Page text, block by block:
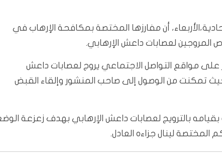
أن مفارزها المختصة بمكافحة الإرهاب في
لعصابات داعش الإرهابي.
على مواقع التواصل الاجتماعي يروج لعصابات داعش
حيث تمكنت من الوصول إلى صاحب المنشور وإلقاء القبض
بالترويج لعصابات داعش الإرهابي بهدف زعزعة
لينال جزاءه العادل.